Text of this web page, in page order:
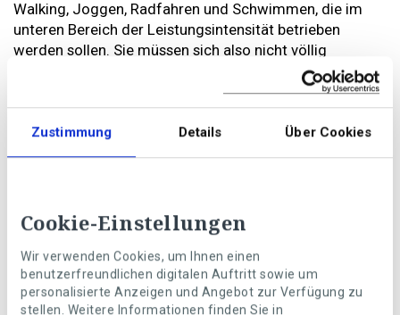
Zustimmung Details Über Cookies
Cookie-Einstellungen
Wir verwenden Cookies, um Ihnen einen
benutzerfreundlichen digitalen Auftritt sowie um
personalisierte Anzeigen und Angebot zur Verfügung zu
stellen. Weitere Informationen finden Sie in
Walking, Joggen, Radfahren und Schwimmen, die im
unteren Bereich der Leistungsintensität betrieben
werden sollen. Sie müssen sich also nicht völlig
verausgaben, sondern sollten sich währenddessen noch
unterhalten können. Auch etwa isometrisches Training,
bei dem die Muskulatur bewegungslos angespannt wird,
ist ein geeigneter Sport für Bluthochdruck-Betroffene.
Am wichtigsten ist jedoch, dass überhaupt mehr